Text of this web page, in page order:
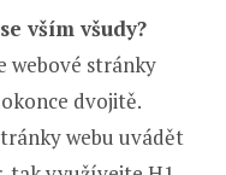
vším všudy?
webové stránky
dvojitě.
webu uvádět